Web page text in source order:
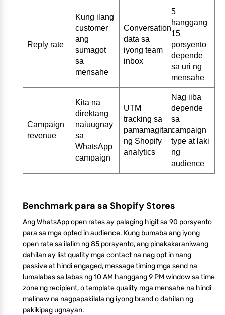
Reply rate
Kung ilang
customer
ang
sumagot
sa
mensahe
Conversation
data sa
iyong team
inbox
5
hanggang
15
porsyento
depende
sa uri ng
mensahe
Campaign
revenue
Kita na
direktang
naiuugnay
sa
WhatsApp
campaign
UTM
tracking sa
pamamagitan
ng Shopify
analytics
Nag iiba
depende
sa
campaign
type at laki
ng
audience
Benchmark para sa Shopify Stores
Ang WhatsApp open rates ay palaging higit sa 90 porsyento
para sa mga opted in audience. Kung bumaba ang iyong
open rate sa ilalim ng 85 porsyento, ang pinakakaraniwang
dahilan ay list quality mga contact na nag opt in nang
passive at hindi engaged, message timing mga send na
lumalabas sa labas ng 10 AM hanggang 9 PM window sa time
zone ng recipient, o template quality mga mensahe na hindi
malinaw na nagpapakilala ng iyong brand o dahilan ng
pakikipag ugnayan.